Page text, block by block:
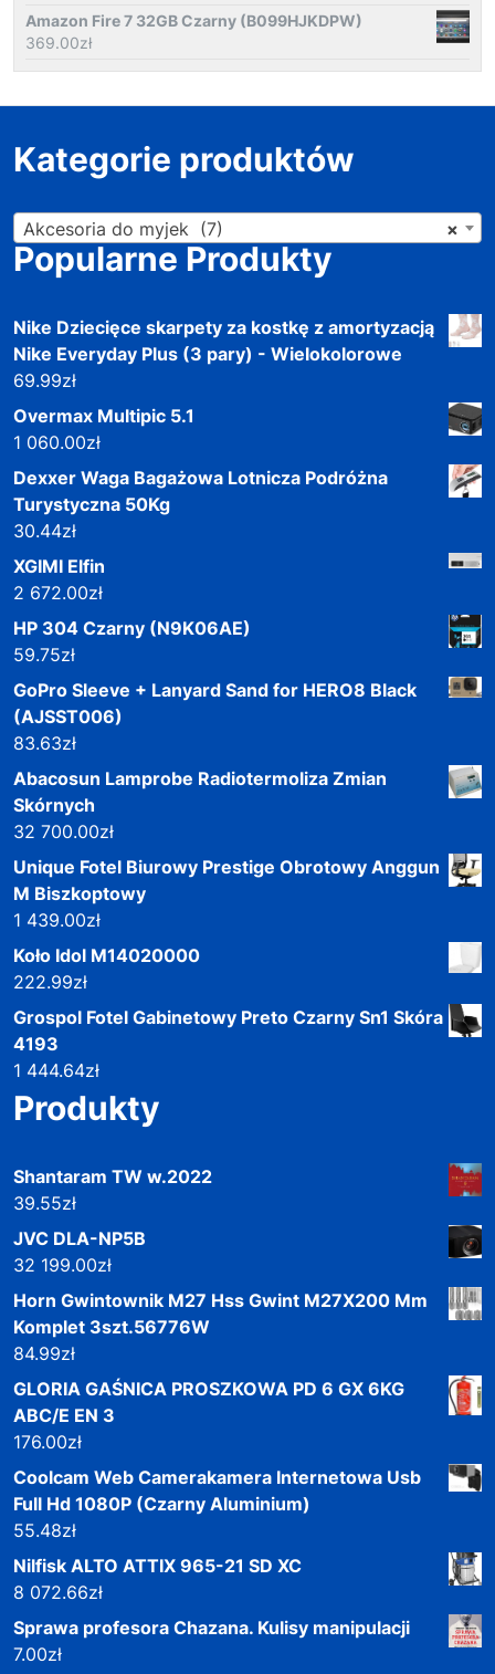
Amazon Fire 7 32GB Czarny (B099HJKDPW)
369.00zł
Kategorie produktów
×
Akcesoria do myjek (7)
Popularne Produkty
Nike Dziecięce skarpety za kostkę z amortyzacją
Nike Everyday Plus (3 pary) - Wielokolorowe
69.99zł
Overmax Multipic 5.1
1 060.00zł
Dexxer Waga Bagażowa Lotnicza Podróżna
Turystyczna 50Kg
30.44zł
XGIMI Elfin
2 672.00zł
HP 304 Czarny (N9K06AE)
59.75zł
GoPro Sleeve + Lanyard Sand for HERO8 Black
(AJSST006)
83.63zł
Abacosun Lamprobe Radiotermoliza Zmian
Skórnych
32 700.00zł
Unique Fotel Biurowy Prestige Obrotowy Anggun
M Biszkoptowy
1 439.00zł
Koło Idol M14020000
222.99zł
Grospol Fotel Gabinetowy Preto Czarny Sn1 Skóra
4193
1 444.64zł
Produkty
Shantaram TW w.2022
39.55zł
JVC DLA-NP5B
32 199.00zł
Horn Gwintownik M27 Hss Gwint M27X200 Mm
Komplet 3szt.56776W
84.99zł
GLORIA GAŚNICA PROSZKOWA PD 6 GX 6KG
ABC/E EN 3
176.00zł
Coolcam Web Camerakamera Internetowa Usb
Full Hd 1080P (Czarny Aluminium)
55.48zł
Nilfisk ALTO ATTIX 965-21 SD XC
8 072.66zł
Sprawa profesora Chazana. Kulisy manipulacji
7.00zł